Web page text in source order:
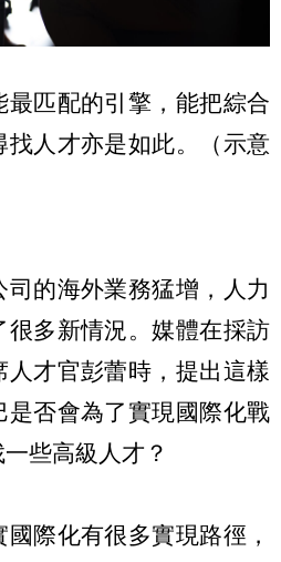
匹配的引擎，能把綜合
人才亦是如此。（示意
的海外業務猛增，人力
很多新情況。媒體在採訪
才官彭蕾時，提出這樣
是否會為了實現國際化戰
些高級人才？
際化有很多實現路徑，